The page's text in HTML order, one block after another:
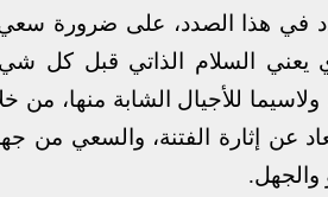
في هذا الصدد، على ضرورة
يعني السلام الذاتي قبل كل
ولاسيما للأجيال الشابة منها،
عن إثارة الفتنة، والسعي
والجهل.